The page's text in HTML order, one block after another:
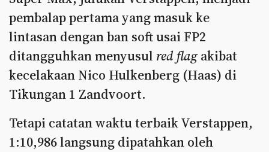
pembalap pertama yang masuk ke
lintasan dengan ban soft usai FP2
ditangguhkan menyusul red flagakibat
kecelakaan Nico Hulkenberg (Haas) di
Tikungan 1 Zandvoort.
Tetapi catatan waktu terbaik Verstappen,
1:10,986 langsung dipatahkan oleh